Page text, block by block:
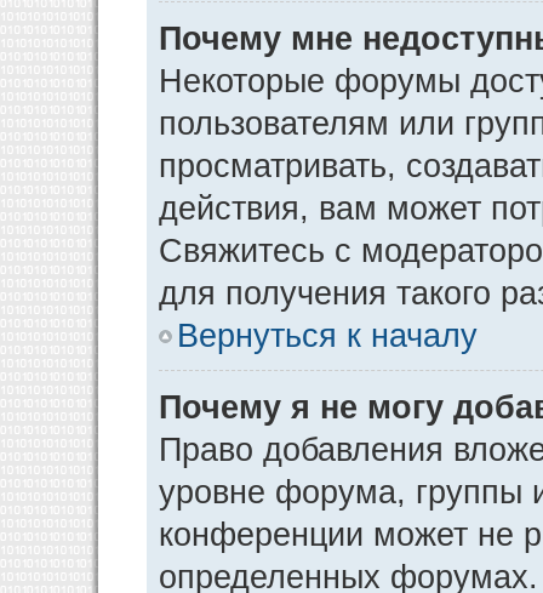
Почему мне
Некоторые форумы
пользователям или
просматривать,
действия, вам может
Свяжитесь с
для получения такого
Вернуться к началу
Почему я не могу
Право добавления
уровне форума, группы
конференции может не
определенных